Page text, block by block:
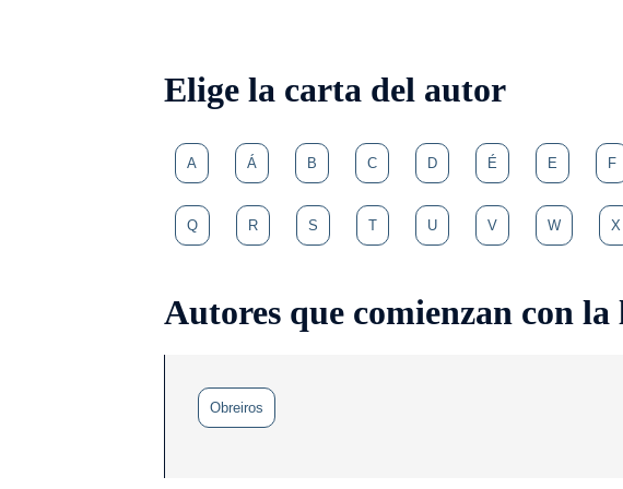
Elige la carta del autor
A Á B C D É E F
Q R S T U V W X
Autores que comienzan con
Obreiros